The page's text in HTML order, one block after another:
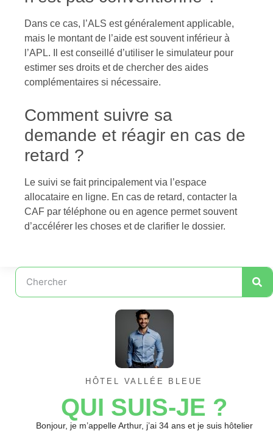
Dans ce cas, l’ALS est généralement applicable,
mais le montant de l’aide est souvent inférieur à
l’APL. Il est conseillé d’utiliser le simulateur pour
estimer ses droits et de chercher des aides
complémentaires si nécessaire.
Comment suivre sa
demande et réagir en cas de
retard ?
Le suivi se fait principalement via l’espace
allocataire en ligne. En cas de retard, contacter la
CAF par téléphone ou en agence permet souvent
d’accélérer les choses et de clarifier le dossier.
HÔTEL VALLÉE BLEUE
QUI SUIS-JE ?
Bonjour, je m’appelle Arthur, j’ai 34 ans et je suis hôtelier